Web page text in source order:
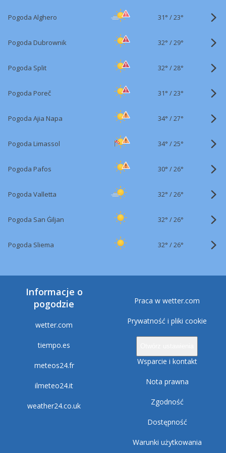
Pogoda Alghero 31° /23°
Pogoda Dubrownik 32° /29°
Pogoda Split 32° /28°
Pogoda Poreč 31° /23°
Pogoda Ajia Napa 34° /27°
Pogoda Limassol 34° /25°
Pogoda Pafos 30° /26°
Pogoda Valletta 32° /26°
Pogoda San Ġiljan 32° /26°
Pogoda Sliema 32° /26°
Informacje o
pogodzie
wetter.com
tiempo.es
meteos24.fr
ilmeteo24.it
weather24.co.uk
Praca w wetter.com
Prywatność i pliki cookie
Wsparcie i kontakt
Nota prawna
Zgodność
Dostępność
Warunki użytkowania